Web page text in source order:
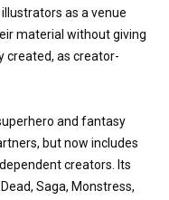
as a venue
material without giving
created, as creator-
and fantasy
but now includes
creators. Its
Saga, Monstress,